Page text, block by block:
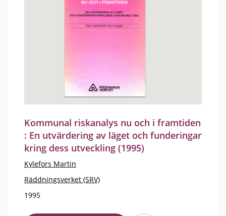
Kommunal riskanalys nu och i framtiden
: En utvärdering av läget och funderingar
kring dess utveckling (1995)
Kylefors Martin
Räddningsverket (SRV)
1995